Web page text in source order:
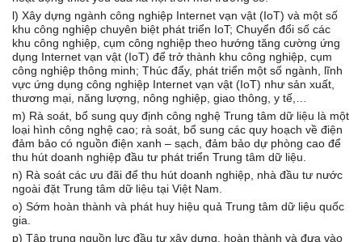
l) Xây dựng ngành công nghiệp Internet vạn vật (IoT) và một số
khu công nghiệp chuyên biệt phát triển IoT; Chuyển đổi số các
khu công nghiệp, cụm công nghiệp theo hướng tăng cường ứng
dụng Internet vạn vật (IoT) để trở thành khu công nghiệp, cụm
công nghiệp thông minh; Thúc đẩy, phát triển một số ngành, lĩnh
vực ứng dụng công nghiệp Internet vạn vật (IoT) như sản xuất,
thương mại, năng lượng, nông nghiệp, giao thông, y tế,…
m) Rà soát, bổ sung quy định công nghệ Trung tâm dữ liệu là một
loại hình công nghệ cao; rà soát, bổ sung các quy hoạch về điện
đảm bảo có nguồn điện xanh – sạch, đảm bảo dự phòng cao để
thu hút doanh nghiệp đầu tư phát triển Trung tâm dữ liệu.
n) Rà soát các ưu đãi để thu hút doanh nghiệp, nhà đầu tư nước
ngoài đặt Trung tâm dữ liệu tại Việt Nam.
o) Sớm hoàn thành và phát huy hiệu quả Trung tâm dữ liệu quốc
gia.
p) Tập trung nguồn lực đầu tư xây dựng, hoàn thành và đưa vào